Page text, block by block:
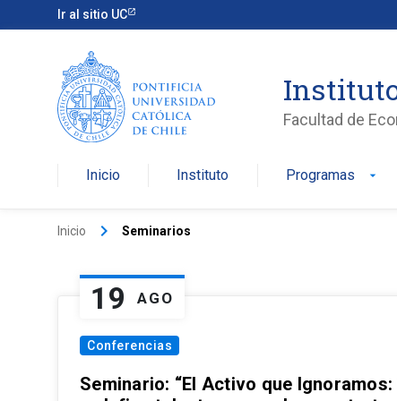
Ir al sitio UC
Facultad de
Inicio Instituto Programas arrow_drop_down
Inicio keyboard_arrow_right Seminarios
19 AGO
Conferencias
Seminario: “El Activo que